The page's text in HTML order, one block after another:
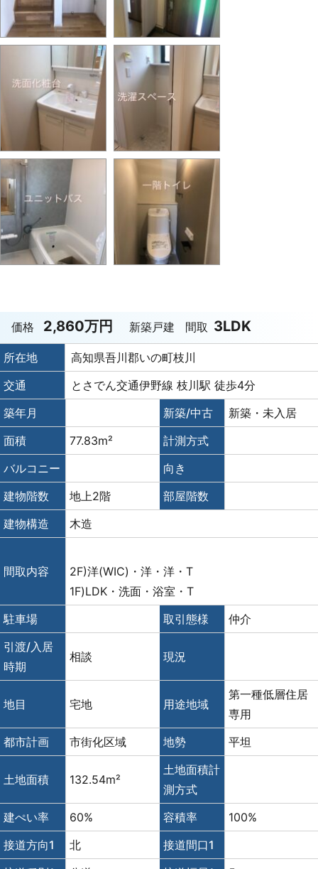
価格 2,860万円 新築戸建 間取 3LDK
所在地
高知県吾川郡いの町枝川
交通
とさでん交通伊野線 枝川駅 徒歩4分
築年月
新築/中古
新築・未入居
面積
77.83m²
計測方式
バルコニー
向き
建物階数
地上2階
部屋階数
建物構造
木造
間取内容
2F)洋(WIC)・洋・洋・T
1F)LDK・洗面・浴室・T
駐車場
取引態様
仲介
引渡/入居
時期
相談 現況
地目 宅地 用途地域
第一種低層住居
専用
都市計画
市街化区域 地勢 平坦
土地面積 132.54m²
土地面積計
測方式
建ぺい率
60% 容積率
100%
接道方向1
北
接道間口1